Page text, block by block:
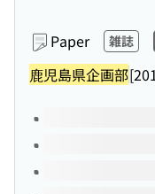
Paper 雑誌
鹿児島県企画部
Volumes of this title